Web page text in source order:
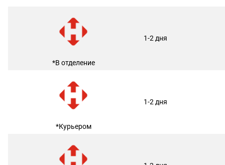
*В отделение
1-2 дня
*Курьером
1-2 дня